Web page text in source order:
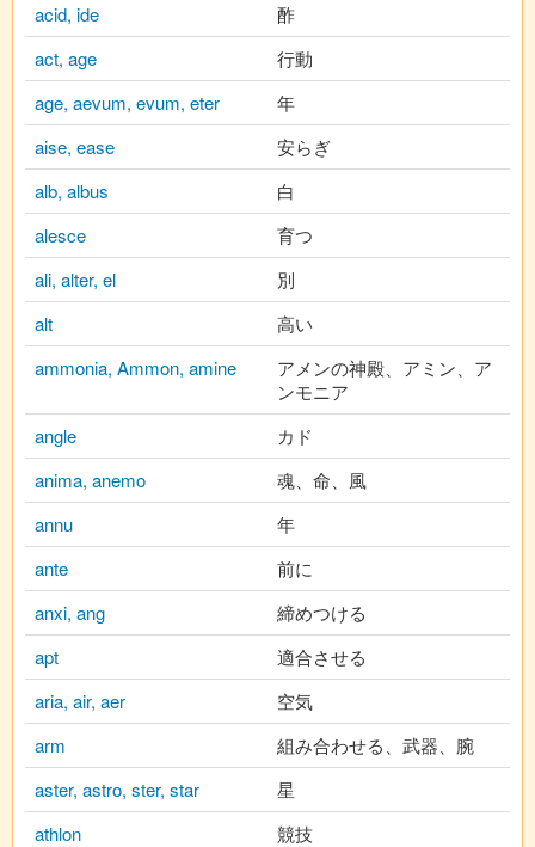
acid, ide
酢
act, age
行動
age, aevum, evum, eter
年
aise, ease
安らぎ
alb, albus
白
alesce
育つ
ali, alter, el
別
alt
高い
ammonia, Ammon, amine
アメンの神殿、アミン、ア
ンモニア
angle
カド
anima, anemo
魂、命、風
annu
年
ante
前に
anxi, ang
締めつける
apt
適合させる
aria, air, aer
空気
arm
組み合わせる、武器、腕
aster, astro, ster, star
星
athlon
競技